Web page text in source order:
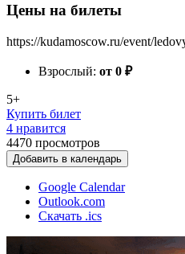
Цены на билеты
https://kudamoscow.ru/event/
Взрослый: от 0 ₽
5+
Купить билет
4 нравится
4470 просмотров
Добавить в календарь
Google Calendar
Outlook.com
Скачать .ics